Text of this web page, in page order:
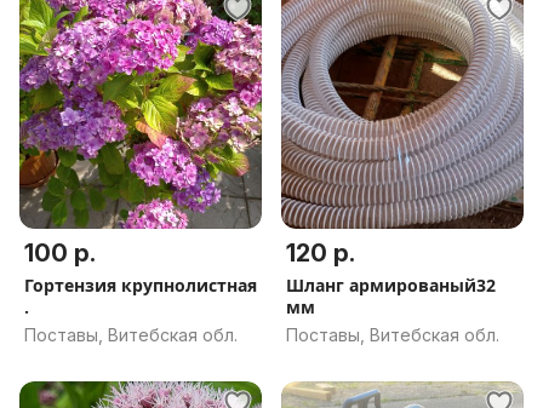
100 р.
Гортензия крупнолистная
.
Поставы, Витебская обл.
120 р.
Шланг армированый32
мм
Поставы, Витебская обл.